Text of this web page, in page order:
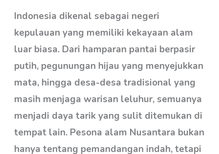
Indonesia dikenal sebagai negeri
kepulauan yang memiliki kekayaan alam
luar biasa. Dari hamparan pantai berpasir
putih, pegunungan hijau yang menyejukkan
mata, hingga desa-desa tradisional yang
masih menjaga warisan leluhur, semuanya
menjadi daya tarik yang sulit ditemukan di
tempat lain. Pesona alam Nusantara bukan
hanya tentang pemandangan indah, tetapi